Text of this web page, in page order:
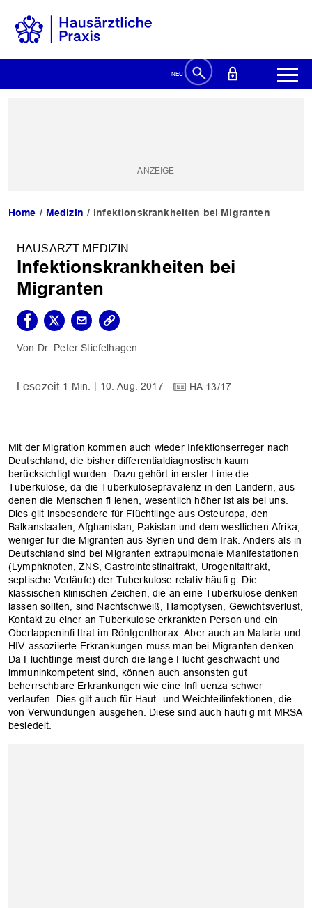
Home Medizin Infektionskrankheiten bei Migranten
HAUSARZT MEDIZIN
Infektionskrankheiten bei
Migranten
Dr. Peter Stiefelhagen
1 Min. 10. Aug. 2017 HA 13/17
Mit der Migration kommen auch wieder Infektionserreger nach
Deutschland, die bisher differentialdiagnostisch kaum
berücksichtigt wurden. Dazu gehört in erster Linie die
Tuberkulose, da die Tuberkuloseprävalenz in den Ländern, aus
denen die Menschen fl iehen, wesentlich höher ist als bei uns.
Dies gilt insbesondere für Flüchtlinge aus Osteuropa, den
Balkanstaaten, Afghanistan, Pakistan und dem westlichen Afrika,
weniger für die Migranten aus Syrien und dem Irak. Anders als in
Deutschland sind bei Migranten extrapulmonale Manifestationen
(Lymphknoten, ZNS, Gastrointestinaltrakt, Urogenitaltrakt,
septische Verläufe) der Tuberkulose relativ häufi g. Die
klassischen klinischen Zeichen, die an eine Tuberkulose denken
lassen sollten, sind Nachtschweiß, Hämoptysen, Gewichtsverlust,
Kontakt zu einer an Tuberkulose erkrankten Person und ein
Oberlappeninfi ltrat im Röntgenthorax. Aber auch an Malaria und
HIV-assoziierte Erkrankungen muss man bei Migranten denken.
Da Flüchtlinge meist durch die lange Flucht geschwächt und
immuninkompetent sind, können auch ansonsten gut
beherrschbare Erkrankungen wie eine Infl uenza schwer
verlaufen. Dies gilt auch für Haut- und Weichteilinfektionen, die
von Verwundungen ausgehen. Diese sind auch häufi g mit MRSA
besiedelt.